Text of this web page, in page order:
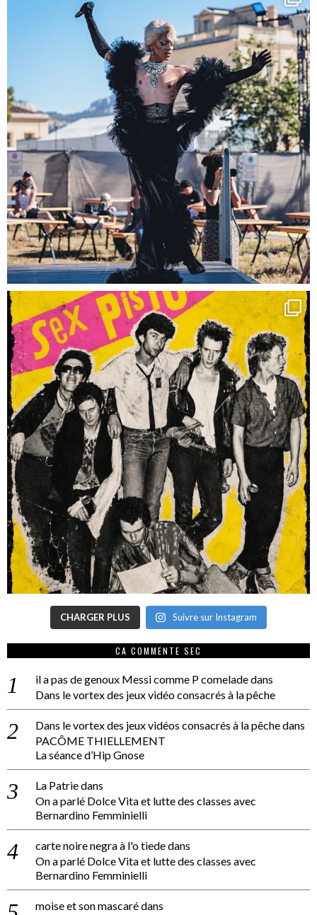
CHARGER PLUS Suivre sur Instagram
CA COMMENTE SEC
il a pas de genoux Messi comme P comeladedans
Dans le vortex des jeux vidéo consacrés à la pêche
Dans le vortex des jeux vidéos consacrés à la pêchedans
PACÔME THIELLEMENT
La séance d’Hip Gnose
La Patriedans
On a parlé Dolce Vita et lutte des classes avec
Bernardino Femminielli
carte noire negra à l'o tiededans
On a parlé Dolce Vita et lutte des classes avec
Bernardino Femminielli
moise et son mascarédans